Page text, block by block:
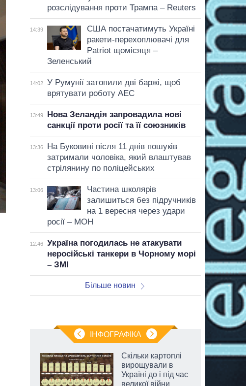
розслідування проти Трампа – Reuters
14:39
США постачатимуть Україні
ракети-перехоплювачі для
Patriot щомісяця –
Зеленський
14:02
У Румунії затопили дві баржі, щоб
врятувати роботу АЕС
13:49
Нова Зеландія запровадила нові
санкції проти росії та її союзників
13:36
На Буковині після 11 днів пошуків
затримали чоловіка, який влаштував
стрілянину по поліцейських
13:06
Частина школярів
залишиться без підручників
на 1 вересня через удари
росії – МОН
12:46
Україна погодилась не атакувати
неросійські танкери в Чорному морі
– ЗМІ
Більше новин
ІНФОГРАФІКА
Скільки картоплі
вирощували в
Україні до і під час
великої війни